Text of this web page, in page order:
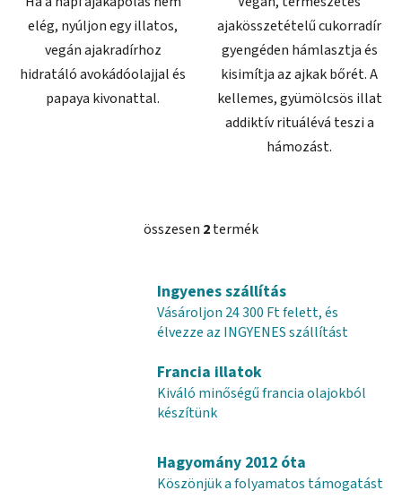
elég, nyúljon egy illatos,
vegán ajakradírhoz
hidratáló avokádóolajjal és
papaya kivonattal.
ajakösszetételű cukorradír
gyengéden hámlasztja és
kisimítja az ajkak bőrét. A
kellemes, gyümölcsös illat
addiktív rituálévá teszi a
hámozást.
L
t
a
i
á
n
y
t
á
összesen 2termék
Ingyenes szállítás
Vásároljon 24 300 Ft felett, és
élvezze az INGYENES szállítást
Francia illatok
Kiváló minőségű francia olajokból
készítünk
Hagyomány 2012 óta
Köszönjük a folyamatos támogatást